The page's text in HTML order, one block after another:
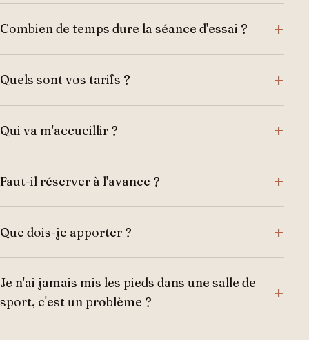
Combien de temps dure la séance d'essai ?
Quels sont vos tarifs ?
Qui va m'accueillir ?
Faut-il réserver à l'avance ?
Que dois-je apporter ?
Je n'ai jamais mis les pieds dans une salle de
sport, c'est un problème ?